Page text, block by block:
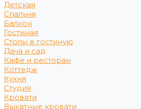
Детская
Спальня
Балкон
Гостиная
Столы в гостиную
Дача и сад
Кафе и ресторан
Коттедж
Кухня
Студия
Кровати
Выкатные кровати